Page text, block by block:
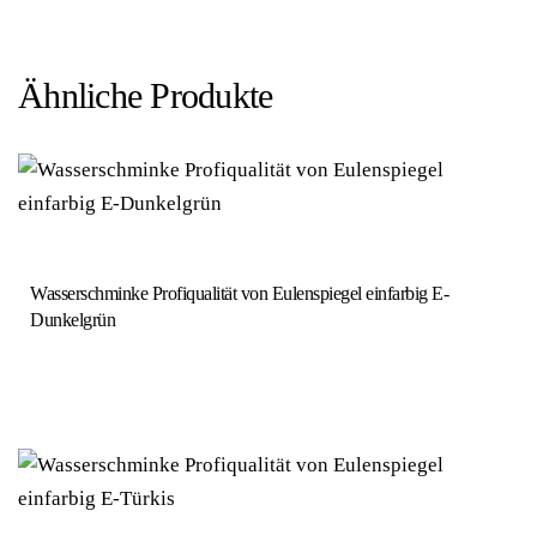
Ähnliche Produkte
Wasserschminke Profiqualität von Eulenspiegel einfarbig E-
Dunkelgrün